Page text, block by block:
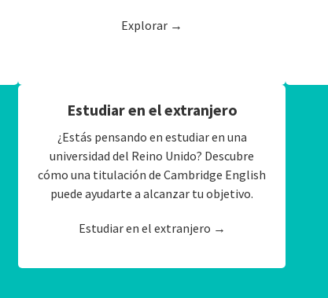
Explorar →
Estudiar en el extranjero
¿Estás pensando en estudiar en una
universidad del Reino Unido? Descubre
cómo una titulación de Cambridge English
puede ayudarte a alcanzar tu objetivo.
Estudiar en el extranjero →